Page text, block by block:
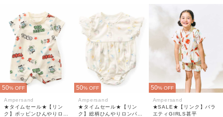
50% OFF
Ampersand
★タイムセール★【リン
ク】ポッピンひんやりロン
50% OFF
Ampersand
★タイムセール★【リン
ク】総柄ひんやりロンパス
50% OFF
Ampersand
★SALE★【リンク】バラ
エティGIRLS甚平